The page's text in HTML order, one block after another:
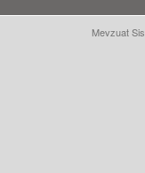
Mevzuat